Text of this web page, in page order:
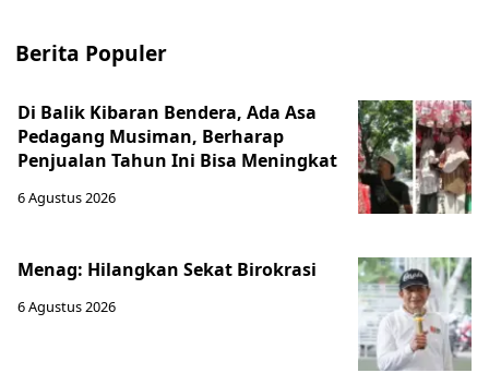
Berita Populer
Di Balik Kibaran Bendera, Ada Asa
Pedagang Musiman, Berharap
Penjualan Tahun Ini Bisa Meningkat
6 Agustus 2026
Menag: Hilangkan Sekat Birokrasi
6 Agustus 2026